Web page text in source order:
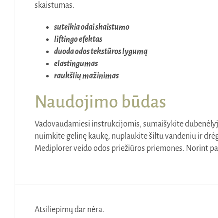
skaistumas.
suteikia odai skaistumo
liftingo efektas
duoda odos tekstūros lygumą
elastingumas
raukšlių mažinimas
Naudojimo būdas
Vadovaudamiesi instrukcijomis, sumaišykite
nuimkite gelinę kaukę, nuplaukite šiltu vandeniu ir
Mediplorer veido odos priežiūros priemones. Norint
Atsiliepimų dar nėra.